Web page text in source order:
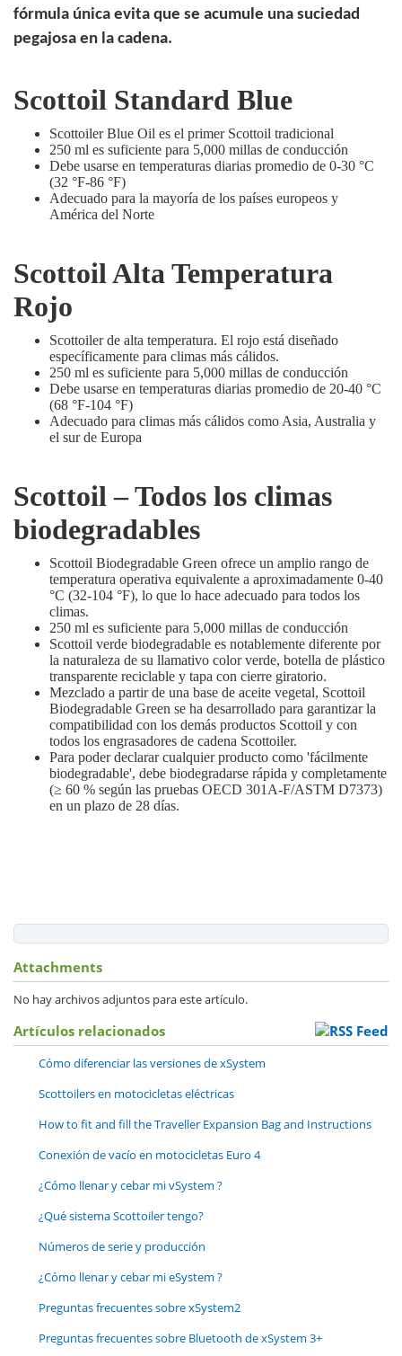
fórmula única evita que se acumule una suciedad
pegajosa en la cadena.
Scottoil Standard Blue
Scottoiler Blue Oil es el primer Scottoil tradicional
250 ml es suficiente para 5,000 millas de conducción
Debe usarse en temperaturas diarias promedio de 0-30 °C
(32 °F-86 °F)
Adecuado para la mayoría de los países europeos y
América del Norte
Scottoil Alta Temperatura
Rojo
Scottoiler de alta temperatura. El rojo está diseñado
específicamente para climas más cálidos.
250 ml es suficiente para 5,000 millas de conducción
Debe usarse en temperaturas diarias promedio de 20-40 °C
(68 °F-104 °F)
Adecuado para climas más cálidos como Asia, Australia y
el sur de Europa
Scottoil – Todos los climas
biodegradables
Scottoil Biodegradable Green ofrece un amplio rango de
temperatura operativa equivalente a aproximadamente 0-40
°C (32-104 °F), lo que lo hace adecuado para todos los
climas.
250 ml es suficiente para 5,000 millas de conducción
Scottoil verde biodegradable es notablemente diferente por
la naturaleza de su llamativo color verde, botella de plástico
transparente reciclable y tapa con cierre giratorio.
Mezclado a partir de una base de aceite vegetal, Scottoil
Biodegradable Green se ha desarrollado para garantizar la
compatibilidad con los demás productos Scottoil y con
todos los engrasadores de cadena Scottoiler.
Para poder declarar cualquier producto como 'fácilmente
biodegradable', debe biodegradarse rápida y completamente
(≥ 60 % según las pruebas OECD 301A-F/ASTM D7373)
en un plazo de 28 días.
Attachments
No hay archivos adjuntos para este artículo.
Artículos relacionados
Cómo diferenciar las versiones de xSystem
Scottoilers en motocicletas eléctricas
How to fit and fill the Traveller Expansion Bag and Instructions
Conexión de vacío en motocicletas Euro 4
¿Cómo llenar y cebar mivSystem ?
¿Qué sistema Scottoiler tengo?
Números de serie y producción
¿Cómo llenar y cebar mieSystem ?
Preguntas frecuentes sobre xSystem2
Preguntas frecuentes sobre Bluetooth de xSystem 3+